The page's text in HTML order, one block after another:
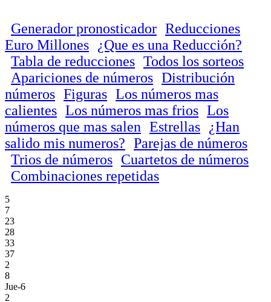
Generador pronosticador Reducciones
Euro Millones
¿Que es una Reducción?
Tabla de reducciones Todos los sorteos
Apariciones de números Distribución
números Figuras Los números mas
calientes Los números mas frios Los
números que mas salen Estrellas
¿Han
salido mis numeros? Parejas de números
Trios de números Cuartetos de números
Combinaciones repetidas
5
7
23
28
33
37
2
8
Jue-6
2